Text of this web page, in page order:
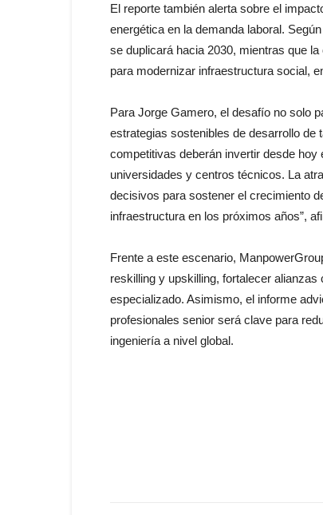
El reporte también alerta sobre el
energética en la demanda laboral.
se duplicará hacia 2030, mientras que
para modernizar infraestructura social,
Para Jorge Gamero, el desafío no solo
estrategias sostenibles de desarrollo de
competitivas deberán invertir desde
universidades y centros técnicos. La
decisivos para sostener el crecimiento
infraestructura en los próximos años”,
Frente a este escenario,
reskilling y upskilling, fortalecer
especializado. Asimismo, el informe
profesionales senior será clave para
ingeniería a nivel global.